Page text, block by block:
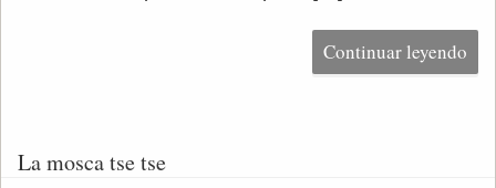
Continuar leyendo
La mosca tse tse